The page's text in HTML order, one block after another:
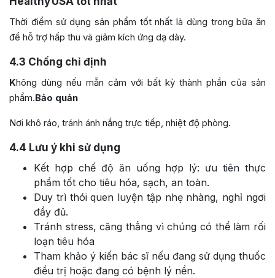
Thời điểm sử dụng sản phẩm tốt nhất là dùng trong bữa ăn
để hỗ trợ hấp thu và giảm kích ứng dạ dày.
4.3 Chống chỉ định
Không dùng nếu mẫn cảm với bất kỳ thành phần của sản
phẩm.Bảo quản
Nơi khô ráo, tránh ánh nắng trực tiếp, nhiệt độ phòng.
4.4 Lưu ý khi sử dụng
Kết hợp chế độ ăn uống hợp lý: ưu tiên thực
phẩm tốt cho tiêu hóa, sạch, an toàn.
Duy trì thói quen luyện tập nhẹ nhàng, nghỉ ngơi
đầy đủ.
Tránh stress, căng thẳng vì chúng có thể làm rối
loạn tiêu hóa
Tham khảo ý kiến bác sĩ nếu đang sử dụng thuốc
điều trị hoặc đang có bệnh lý nền.